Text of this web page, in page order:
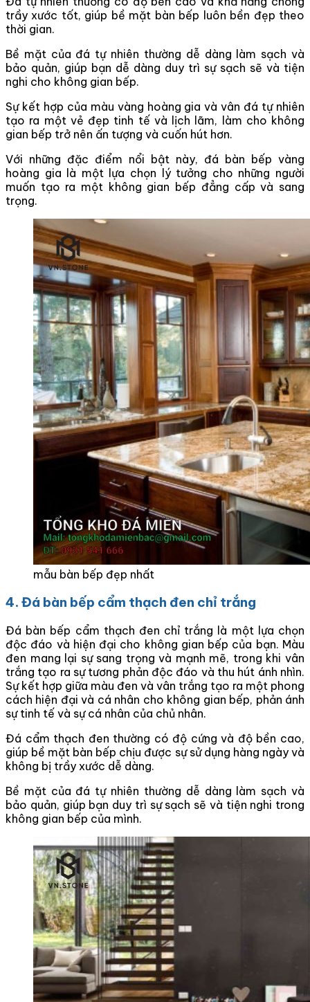
trầy xước tốt, giúp bề mặt bàn bếp luôn bền đẹp theo
thời gian.
Bề mặt của đá tự nhiên thường dễ dàng làm sạch và
bảo quản, giúp bạn dễ dàng duy trì sự sạch sẽ và tiện
nghi cho không gian bếp.
Sự kết hợp của màu vàng hoàng gia và vân đá tự nhiên
tạo ra một vẻ đẹp tinh tế và lịch lãm, làm cho không
gian bếp trở nên ấn tượng và cuốn hút hơn.
Với những đặc điểm nổi bật này, đá bàn bếp vàng
hoàng gia là một lựa chọn lý tưởng cho những người
muốn tạo ra một không gian bếp đẳng cấp và sang
trọng.
mẫu bàn bếp đẹp nhất
4. Đá bàn bếp cẩm thạch đen chỉ trắng
Đá bàn bếp cẩm thạch đen chỉ trắng là một lựa chọn
độc đáo và hiện đại cho không gian bếp của bạn. Màu
đen mang lại sự sang trọng và mạnh mẽ, trong khi vân
trắng tạo ra sự tương phản độc đáo và thu hút ánh nhìn.
Sự kết hợp giữa màu đen và vân trắng tạo ra một phong
cách hiện đại và cá nhân cho không gian bếp, phản ánh
sự tinh tế và sự cá nhân của chủ nhân.
Đá cẩm thạch đen thường có độ cứng và độ bền cao,
giúp bề mặt bàn bếp chịu được sự sử dụng hàng ngày và
không bị trầy xước dễ dàng.
Bề mặt của đá tự nhiên thường dễ dàng làm sạch và
bảo quản, giúp bạn duy trì sự sạch sẽ và tiện nghi trong
không gian bếp của mình.